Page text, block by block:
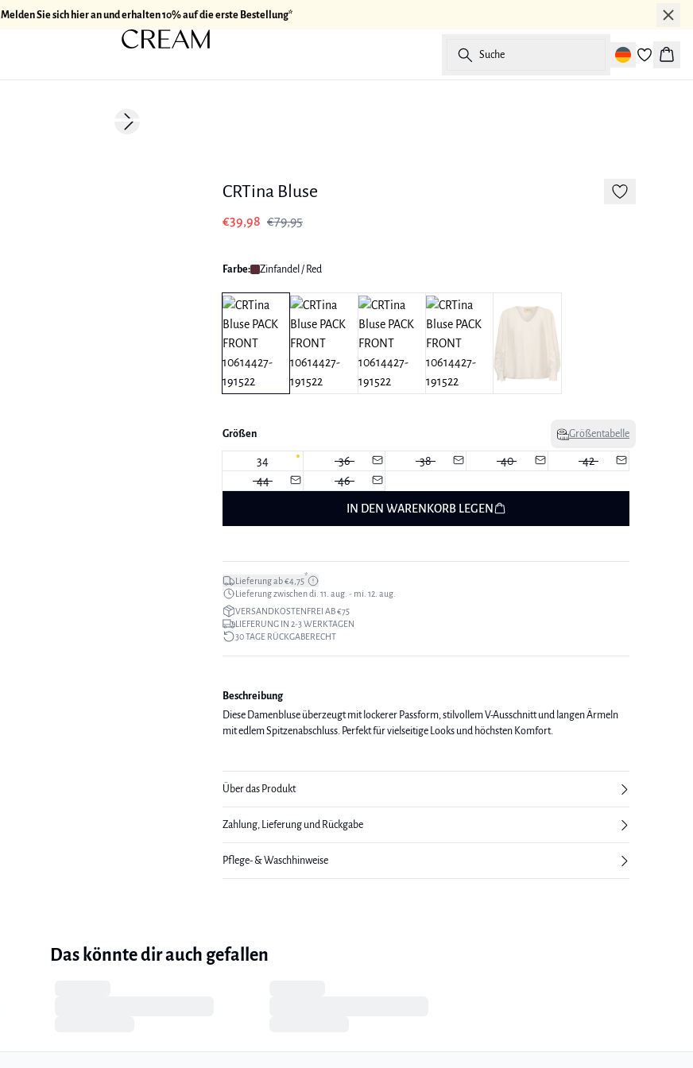
Melden Sie sich hier an und erhalten 10% auf die erste Bestellung*
Suche
Next slide
CRTina Bluse
€39,98 €79,95
Farbe: Zinfandel / Red
Größen Größentabelle
34 36 38 40
42
44
46
IN DEN WARENKORB LEGEN
Lieferung ab €4,75*
Lieferung zwischen di. 11. aug. - mi. 12. aug.
VERSANDKOSTENFREI AB €75
LIEFERUNG IN 2-3 WERKTAGEN
30 TAGE RÜCKGABERECHT
Beschreibung
Diese Damenbluse überzeugt mit lockerer Passform, stilvollem V-Ausschnitt und langen Ärmeln
mit edlem Spitzenabschluss. Perfekt für vielseitige Looks und höchsten Komfort.
Über das Produkt
Zahlung, Lieferung und Rückgabe
Pflege- & Waschhinweise
Das könnte dir auch gefallen